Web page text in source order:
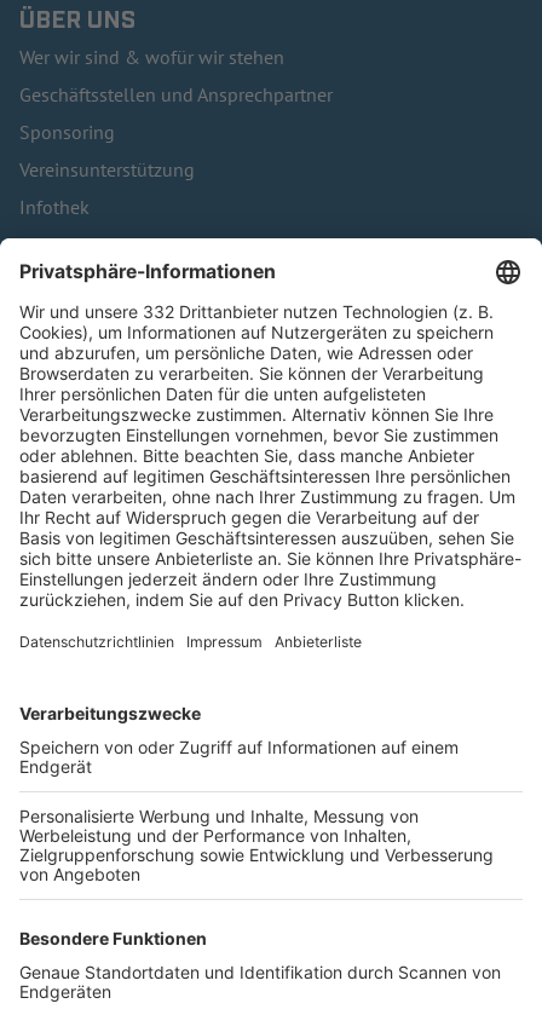
ÜBER UNS
Wer wir sind & wofür wir stehen
Geschäftsstellen und Ansprechpartner
Sponsoring
Vereinsunterstützung
Infothek
Kontakt
HÄUFIG BESUCHTE SEITEN
Pässe und Vereinswechsel
Trainerausbildung
Schulungsangebot Vereinsmitarbeiter
BFV-Geschäftsstellen
Trainerbörse
Login SpielPlus
FOLGE DEM BFV
TOP-VEREINE
TOP-PARTNER